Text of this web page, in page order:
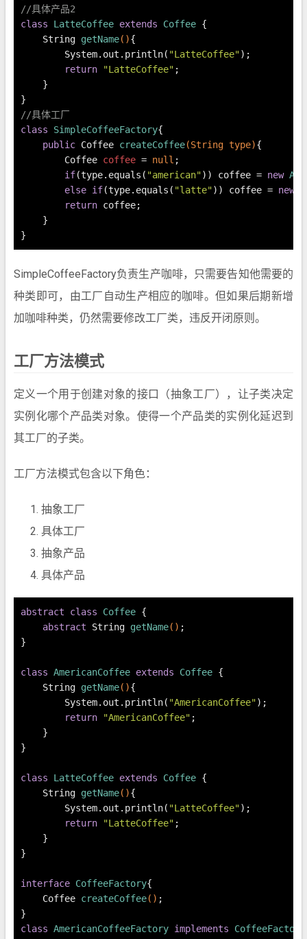
//具体产品2
class
LatteCoffee extends Coffee {
    String
getName(){
        System.out.println(
"LatteCoffee");
return
"LatteCoffee" ;
    }
}
//具体工厂
class
SimpleCoffeeFactory{
public Coffee createCoffee(String type){
Coffee coffee = null ;
if(type.equals( "american")) coffee = new
else if(type.equals( "latte")) coffee = new
return coffee;
    }
}
SimpleCoffeeFactory负责生产咖啡，只需要告知他需要的
种类即可，由工厂自动生产相应的咖啡。但如果后期新增
加咖啡种类，仍然需要修改工厂类，违反开闭原则。
工厂方法模式
定义一个用于创建对象的接口（抽象工厂），让子类决定
实例化哪个产品类对象。使得一个产品类的实例化延迟到
其工厂的子类。
工厂方法模式包含以下角色：
抽象工厂
具体工厂
抽象产品
具体产品
abstract class Coffee {
abstract String getName() ;
}
class AmericanCoffee extends Coffee {
    String
getName(){
        System.out.println(
"AmericanCoffee");
return
"AmericanCoffee" ;
    }
}
class LatteCoffee extends Coffee {
    String
getName(){
        System.out.println(
"LatteCoffee");
return
"LatteCoffee" ;
    }
}
interface CoffeeFactory{
    Coffee
createCoffee() ;
}
class AmericanCoffeeFactory implements CoffeeFactory